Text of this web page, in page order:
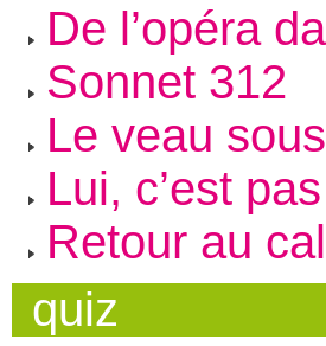
De l’opéra
Sonnet 312
Le veau
Lui, c’est
Retour au
quiz